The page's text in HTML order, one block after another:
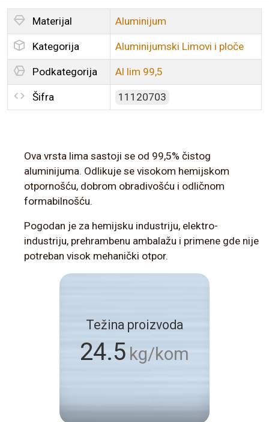
Materijal Aluminijum
Kategorija Aluminijumski Limovi i ploče
Podkategorija Al lim 99,5
Šifra 11120703
Ova vrsta lima sastoji se od 99,5% čistog
aluminijuma. Odlikuje se visokom hemijskom
otpornošću, dobrom obradivošću i odličnom
formabilnošću.
Pogodan je za hemijsku industriju, elektro-
industriju, prehrambenu ambalažu i primene gde nije
potreban visok mehanički otpor.
Težina proizvoda
24.5 kg/kom